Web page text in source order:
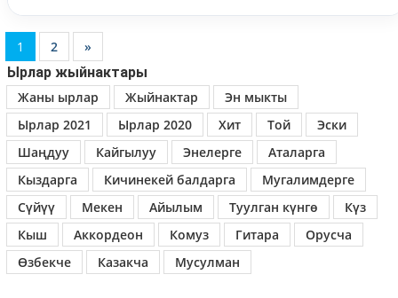
1 2
»
Ырлар жыйнактары
Жаны ырлар
Жыйнактар
Эн мыкты
Ырлар 2021
Ырлар 2020 Хит Той
Эски
Шаңдуу
Кайгылуу Энелерге
Аталарга
Кыздарга
Кичинекей балдарга
Мугалимдерге
Сүйүү
Мекен Айылым Туулган күнгө
Күз
Кыш
Аккордеон Комуз Гитара
Орусча
Өзбекче
Казакча Мусулман